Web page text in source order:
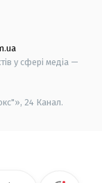
у сфері медіа —
24 Канал.